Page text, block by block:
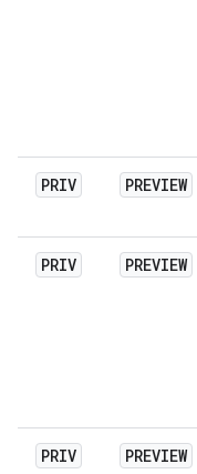
PRIV PREVIEW
PRIV PREVIEW
PRIV PREVIEW